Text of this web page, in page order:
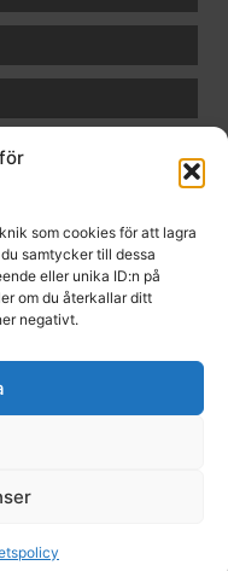
som cookies för att lagra
samtycker till dessa
eller unika ID:n på
om du återkallar ditt
negativt.